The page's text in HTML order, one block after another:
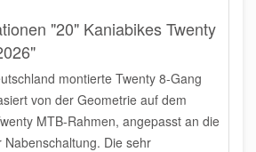
"20" Kaniabikes Twenty
montierte Twenty 8-Gang
von der Geometrie auf dem
MTB-Rahmen, angepasst an die
Nabenschaltung. Die sehr